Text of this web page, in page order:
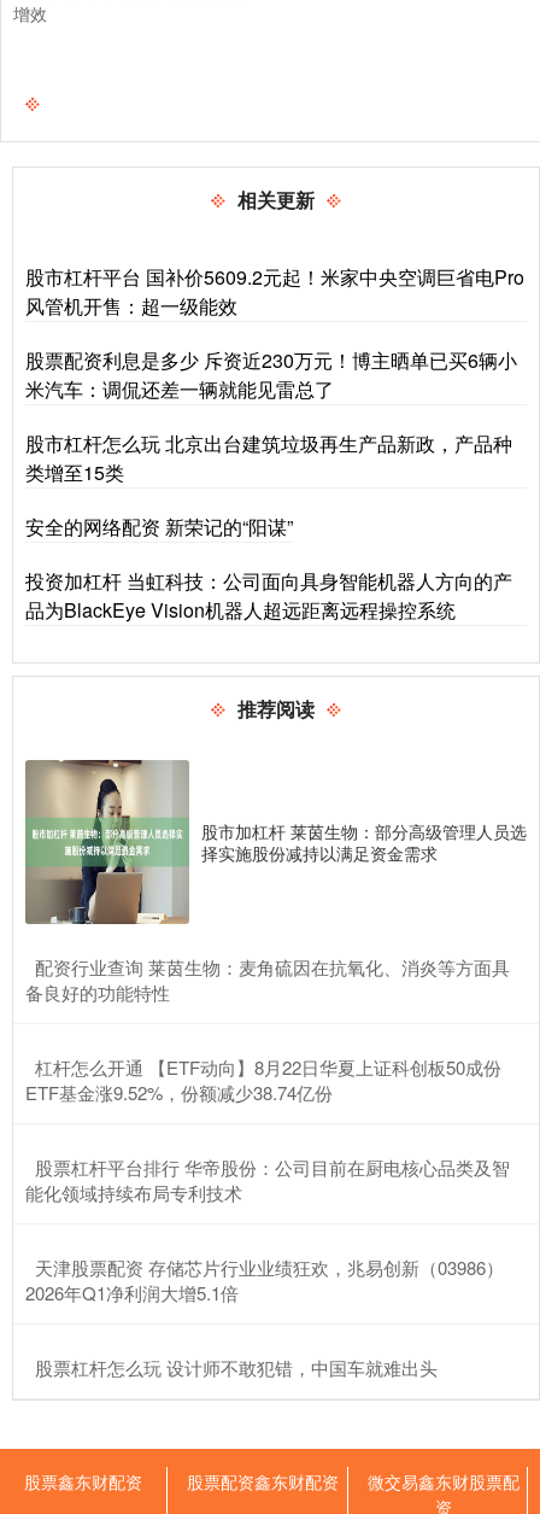
增效
相关更新
股市杠杆平台 国补价5609.2元起！米家中央空调巨省电Pro
风管机开售：超一级能效
股票配资利息是多少 斥资近230万元！博主晒单已买6辆小
米汽车：调侃还差一辆就能见雷总了
股市杠杆怎么玩 北京出台建筑垃圾再生产品新政，产品种
类增至15类
安全的网络配资 新荣记的“阳谋”
投资加杠杆 当虹科技：公司面向具身智能机器人方向的产
品为BlackEye Vision机器人超远距离远程操控系统
推荐阅读
股市加杠杆 莱茵生物：部分高级管理人员选
择实施股份减持以满足资金需求
​配资行业查询 莱茵生物：麦角硫因在抗氧化、消炎等方面具
备良好的功能特性
​杠杆怎么开通 【ETF动向】8月22日华夏上证科创板50成份
ETF基金涨9.52%，份额减少38.74亿份
​股票杠杆平台排行 华帝股份：公司目前在厨电核心品类及智
能化领域持续布局专利技术
​天津股票配资 存储芯片行业业绩狂欢，兆易创新（03986）
2026年Q1净利润大增5.1倍
​股票杠杆怎么玩 设计师不敢犯错，中国车就难出头
股票鑫东财配资 股票配资鑫东财配资
微交易鑫东财股票配
资